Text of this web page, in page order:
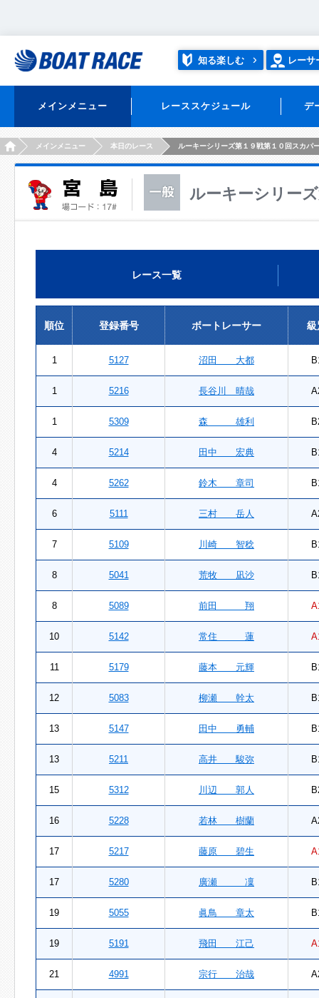
知る楽しむ レーサ
メインメニュー レーススケジュール デ
HOMEメインメニュー 本日のレース ルーキーシリーズ第１９戦第１０回スカパ
ルーキーシリー
レース一覧
順位 登録番号 ボートレーサー 級
1 5127 沼田 大都
1 5216 長谷川 晴哉
1 5309 森 雄利
4 5214 田中 宏典
4 5262 鈴木 章司
6 5111 三村 岳人
7 5109 川崎 智稔
8 5041 荒牧 凪沙
8 5089 前田 翔
10 5142 常住 蓮
11 5179 藤本 元輝
12 5083 柳瀬 幹太
13 5147 田中 勇輔
13 5211 高井 駿弥
15 5312 川辺 郭人
16 5228 若林 樹蘭
17 5217 藤原 碧生
17 5280 廣瀬 凜
19 5055 眞鳥 章太
19 5191 飛田 江己
21 4991 宗行 治哉